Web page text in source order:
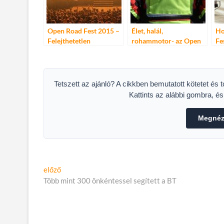
Open Road Fest 2015 –
Felejthetetlen
Élet, halál,
rohammotor- az Open
szervez
Tetszett az ajánló? A cikkben bemutatott kötetet és
Kattints az alábbi gombra,
Bejegyzés
navigáció
előzőElőző
cikk:
Több mint 300 önkéntessel segített a BT